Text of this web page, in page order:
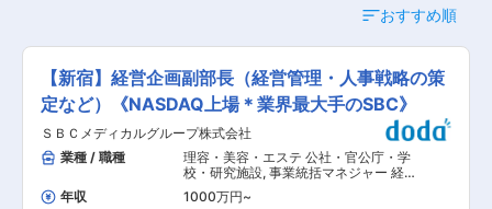
おすすめ順
【新宿】経営企画副部長（経営管理・人事戦略の策
定など）《NASDAQ上場＊業界最大手のSBC》
ＳＢＣメディカルグループ株式会社
業種 / 職種
理容・美容・エステ 公社・官公庁・学
校・研究施設, 事業統括マネジャー 経
営企画
年収 1000万円~